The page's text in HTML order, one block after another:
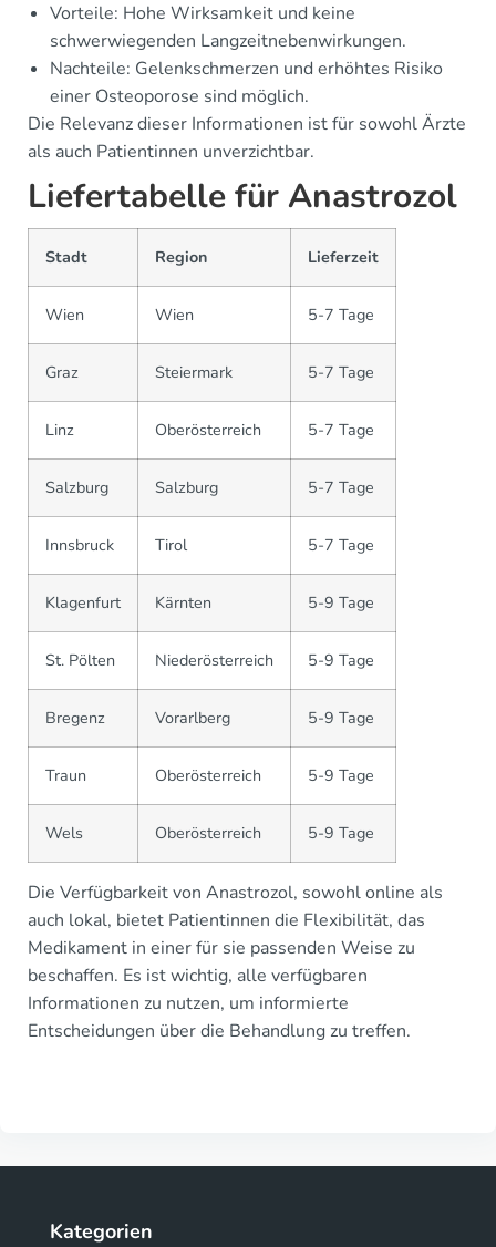
Vorteile: Hohe Wirksamkeit und keine
schwerwiegenden Langzeitnebenwirkungen.
Nachteile: Gelenkschmerzen und erhöhtes Risiko
einer Osteoporose sind möglich.
Die Relevanz dieser Informationen ist für sowohl Ärzte
als auch Patientinnen unverzichtbar.
Liefertabelle für Anastrozol
Stadt Region Lieferzeit
Wien Wien 5-7 Tage
Graz Steiermark 5-7 Tage
Linz Oberösterreich 5-7 Tage
Salzburg Salzburg 5-7 Tage
Innsbruck Tirol 5-7 Tage
Klagenfurt Kärnten 5-9 Tage
St. Pölten Niederösterreich 5-9 Tage
Bregenz Vorarlberg 5-9 Tage
Traun Oberösterreich 5-9 Tage
Wels Oberösterreich 5-9 Tage
Die Verfügbarkeit von Anastrozol, sowohl online als
auch lokal, bietet Patientinnen die Flexibilität, das
Medikament in einer für sie passenden Weise zu
beschaffen. Es ist wichtig, alle verfügbaren
Informationen zu nutzen, um informierte
Entscheidungen über die Behandlung zu treffen.
Kategorien